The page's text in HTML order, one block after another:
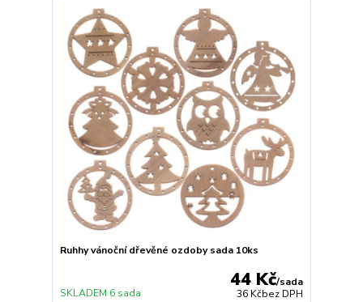
Ruhhy vánoční dřevěné ozdoby sada 10ks
44 Kč/sada
36 Kčbez DPH
SKLADEM 6 sada